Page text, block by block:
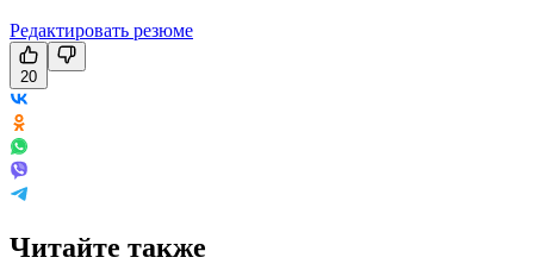
Редактировать резюме
20
Читайте также